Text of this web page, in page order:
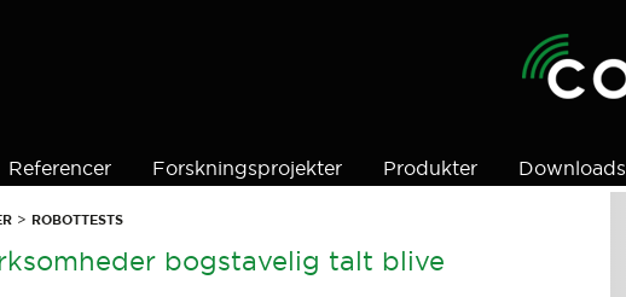
Referencer Forskningsprojekter Produkter Downloads
> ROBOTTESTS
bogstavelig talt blive